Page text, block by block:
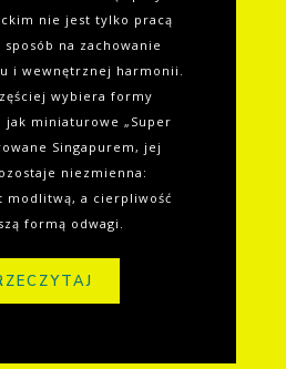
nie jest tylko pracą
na zachowanie
i wewnętrznej harmonii.
wybiera formy
jak miniaturowe „Super
Singapurem, jej
niezmienna:
modlitwą, a cierpliwość
formą odwagi.